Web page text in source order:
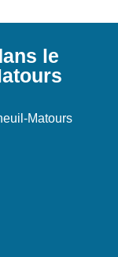
le
Matours